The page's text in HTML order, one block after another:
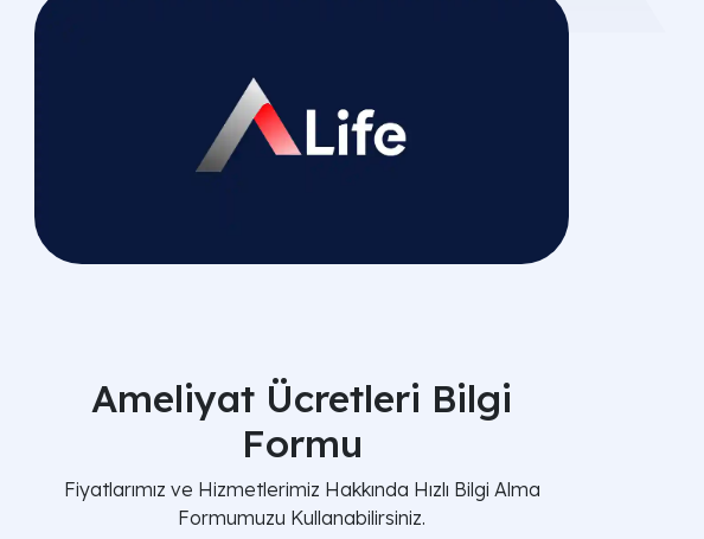
Ameliyat Ücretleri Bilgi
Formu
Fiyatlarımız ve Hizmetlerimiz Hakkında Hızlı Bilgi Alma
Formumuzu Kullanabilirsiniz.